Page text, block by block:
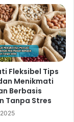
Sehat
lengkap dan
sesuai selera,
Fleksibel Tips
Menikmati
Berbasis
Tanpa Stres